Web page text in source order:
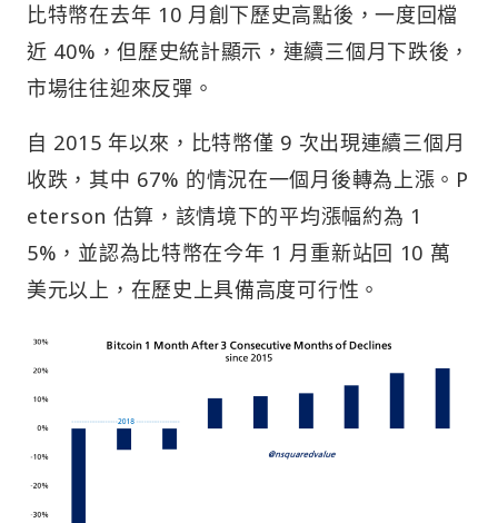
比特幣在去年 10 月創下歷史高點後，一度回檔
近 40%，但歷史統計顯示，連續三個月下跌後，
市場往往迎來反彈。
自 2015 年以來，比特幣僅 9 次出現連續三個月
收跌，其中 67% 的情況在一個月後轉為上漲。P
eterson 估算，該情境下的平均漲幅約為 1
5%，並認為比特幣在今年 1 月重新站回 10 萬
美元以上，在歷史上具備高度可行性。